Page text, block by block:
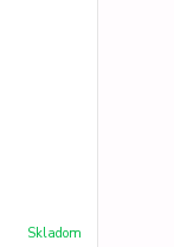
Skladom